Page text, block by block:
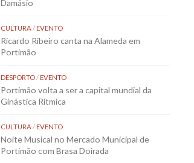
Damásio
CULTURA/EVENTO
Ricardo Ribeiro canta na Alameda em
Portimão
DESPORTO/EVENTO
Portimão volta a ser a capital mundial da
Ginástica Rítmica
CULTURA/EVENTO
Noite Musical no Mercado Municipal de
Portimão com Brasa Doirada